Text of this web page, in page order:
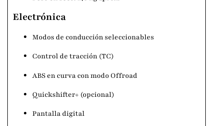
Electrónica
Modos de conducción seleccionables
Control de tracción (TC)
ABS en curva con modo Offroad
Quickshifter+ (opcional)
Pantalla digital